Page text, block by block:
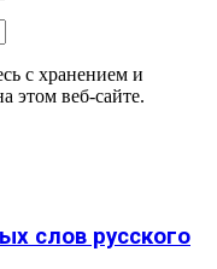
с хранением и
этом веб-сайте.
слов русского